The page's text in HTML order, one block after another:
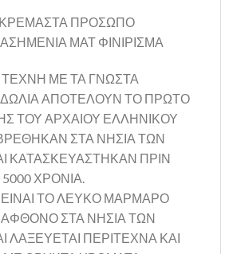
ΚΡΕΜΑΣΤΑ ΠΡΟΣΩΠΟ
ΜΑΤ ΦΙΝΙΡΙΣΜΑ
ΜΕ ΤΑ ΓΝΩΣΤΑ
ΑΠΟΤΕΛΟΥΝ ΤΟ ΠΡΩΤΟ
ΤΟΥ ΑΡΧΑΙΟΥ ΕΛΛΗΝΙΚΟΥ
ΣΤΑ ΝΗΣΙΑ ΤΩΝ
ΚΑΤΑΣΚΕΥΑΣΤΗΚΑΝ ΠΡΙΝ
ΧΡΟΝΙΑ.
ΤΟ ΛΕΥΚΟ ΜΑΡΜΑΡΟ
ΣΤΑ ΝΗΣΙΑ ΤΩΝ
ΛΑΞΕΥΕΤΑΙ ΠΕΡΙΤΕΧΝΑ ΚΑΙ